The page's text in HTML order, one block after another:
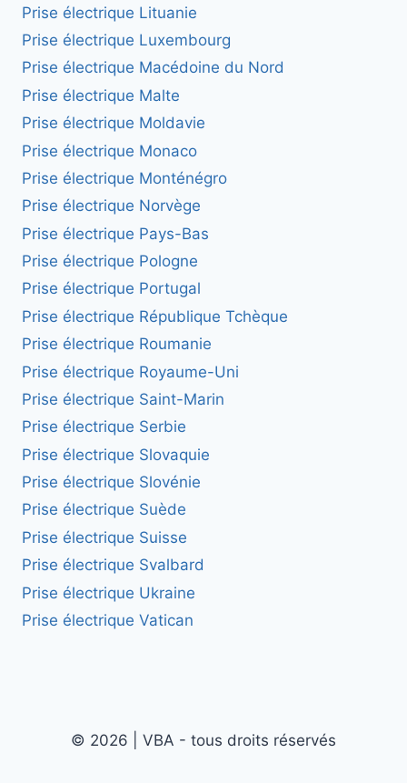
Prise électrique Lituanie
Prise électrique Luxembourg
Prise électrique Macédoine du Nord
Prise électrique Malte
Prise électrique Moldavie
Prise électrique Monaco
Prise électrique Monténégro
Prise électrique Norvège
Prise électrique Pays-Bas
Prise électrique Pologne
Prise électrique Portugal
Prise électrique République Tchèque
Prise électrique Roumanie
Prise électrique Royaume-Uni
Prise électrique Saint-Marin
Prise électrique Serbie
Prise électrique Slovaquie
Prise électrique Slovénie
Prise électrique Suède
Prise électrique Suisse
Prise électrique Svalbard
Prise électrique Ukraine
Prise électrique Vatican
© 2026 | VBA - tous droits réservés